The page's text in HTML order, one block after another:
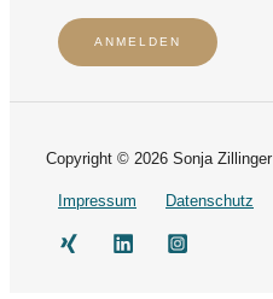
Copyright © 2026 Sonja Zillinger
Impressum Datenschutz